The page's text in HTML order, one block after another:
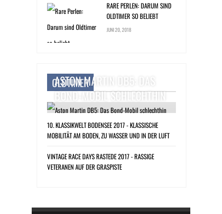
RARE PERLEN: DARUM SIND
OLDTIMER SO BELIEBT
JUNI 20, 2018
OLDTIMER
ASTON MARTIN DB5: DAS
BOND-MOBIL SCHLECHTHIN
10. KLASSIKWELT BODENSEE 2017 - KLASSISCHE
MOBILITÄT AM BODEN, ZU WASSER UND IN DER LUFT
VINTAGE RACE DAYS RASTEDE 2017 - RASSIGE
VETERANEN AUF DER GRASPISTE